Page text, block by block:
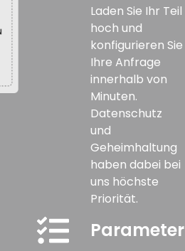
Laden Sie Ihr Teil
hoch und
konfigurieren Sie
Ihre Anfrage
innerhalb von
Minuten.
Datenschutz
und
Geheimhaltung
haben dabei bei
uns höchste
Priorität.